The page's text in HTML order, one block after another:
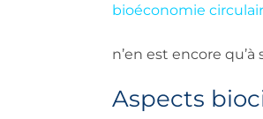
bioéconomie
n’en est encore
Aspects